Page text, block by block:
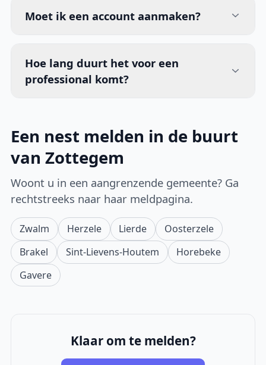
Moet ik een account aanmaken?
Hoe lang duurt het voor een
professional komt?
Een nest melden in de buurt
van Zottegem
Woont u in een aangrenzende gemeente? Ga
rechtstreeks naar haar meldpagina.
Zwalm Herzele Lierde
Oosterzele
Brakel
Sint-Lievens-Houtem
Horebeke
Gavere
Klaar om te melden?